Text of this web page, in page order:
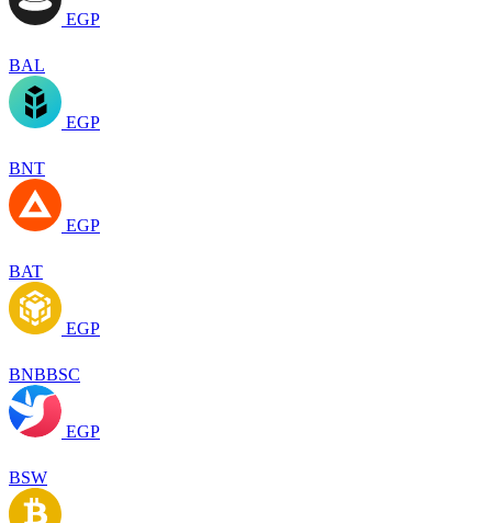
EGP
BAL
EGP
BNT
EGP
BAT
EGP
BNBBSC
EGP
BSW